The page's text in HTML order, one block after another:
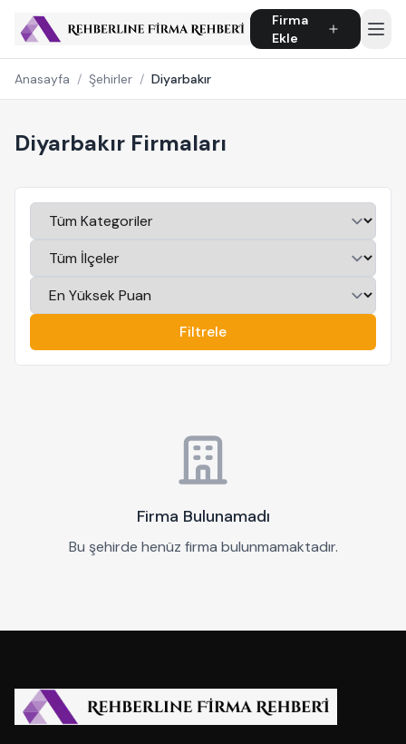
Firma
Ekle
Anasayfa / Şehirler / Diyarbakır
Diyarbakır Firmaları
Filtrele
Firma Bulunamadı
Bu şehirde henüz firma bulunmamaktadır.